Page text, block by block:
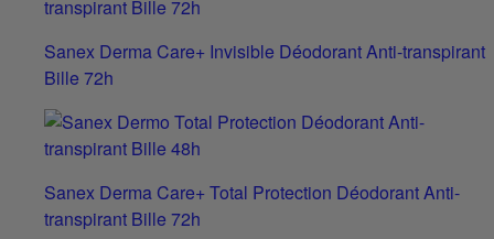
Sanex Derma Care+ Invisible Déodorant Anti-transpirant
Bille 72h
Sanex Derma Care+ Total Protection Déodorant Anti-
transpirant Bille 72h